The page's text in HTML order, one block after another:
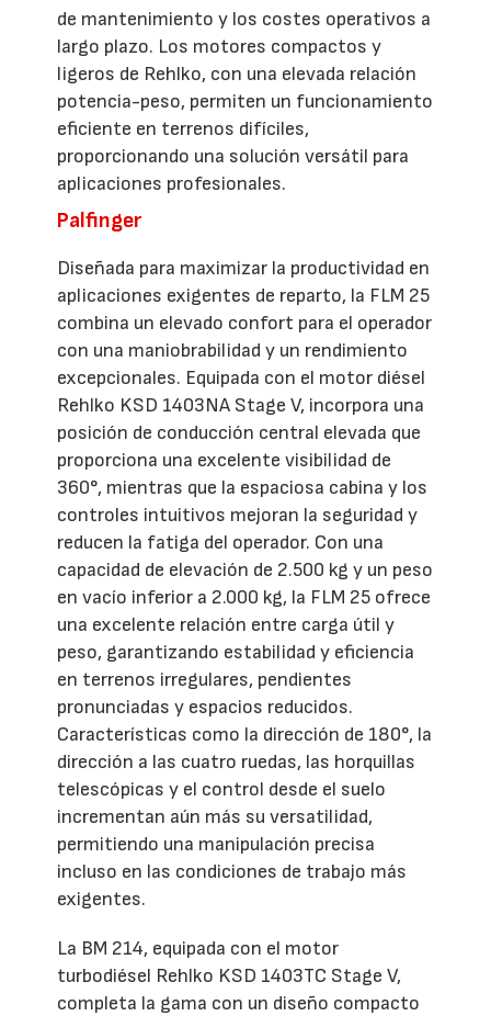
de mantenimiento y los costes operativos a
largo plazo. Los motores compactos y
ligeros de Rehlko, con una elevada relación
potencia-peso, permiten un funcionamiento
eficiente en terrenos difíciles,
proporcionando una solución versátil para
aplicaciones profesionales.
Palfinger
Diseñada para maximizar la productividad en
aplicaciones exigentes de reparto, la FLM 25
combina un elevado confort para el operador
con una maniobrabilidad y un rendimiento
excepcionales. Equipada con el motor diésel
Rehlko KSD 1403NA Stage V, incorpora una
posición de conducción central elevada que
proporciona una excelente visibilidad de
360°, mientras que la espaciosa cabina y los
controles intuitivos mejoran la seguridad y
reducen la fatiga del operador. Con una
capacidad de elevación de 2.500 kg y un peso
en vacío inferior a 2.000 kg, la FLM 25 ofrece
una excelente relación entre carga útil y
peso, garantizando estabilidad y eficiencia
en terrenos irregulares, pendientes
pronunciadas y espacios reducidos.
Características como la dirección de 180°, la
dirección a las cuatro ruedas, las horquillas
telescópicas y el control desde el suelo
incrementan aún más su versatilidad,
permitiendo una manipulación precisa
incluso en las condiciones de trabajo más
exigentes.
La BM 214, equipada con el motor
turbodiésel Rehlko KSD 1403TC Stage V,
completa la gama con un diseño compacto